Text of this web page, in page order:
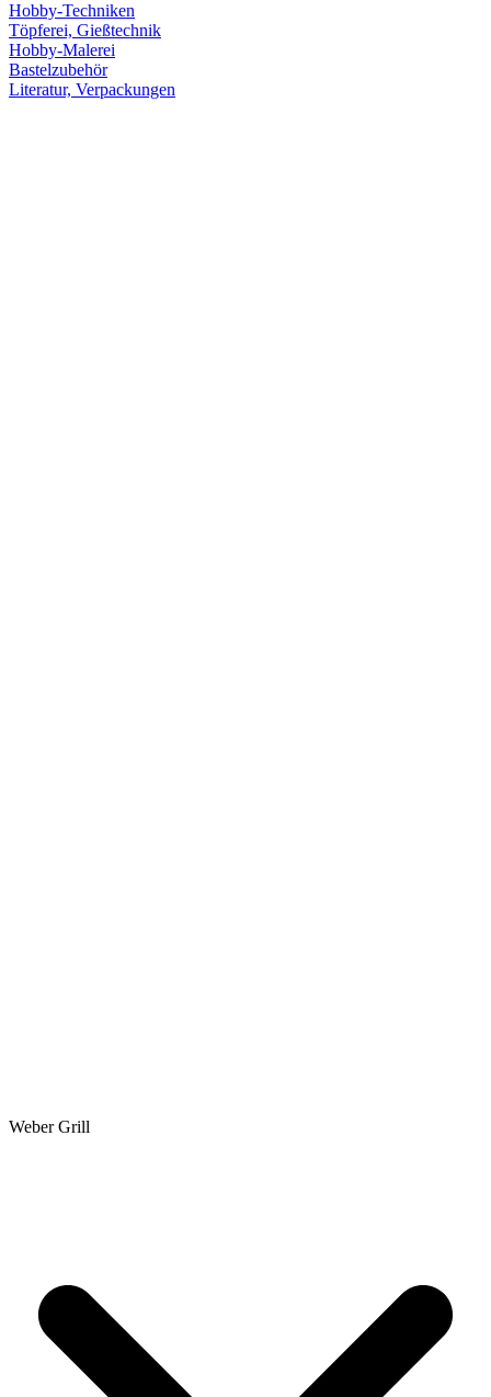
Hobby-Techniken
Töpferei, Gießtechnik
Hobby-Malerei
Bastelzubehör
Literatur, Verpackungen
Weber Grill